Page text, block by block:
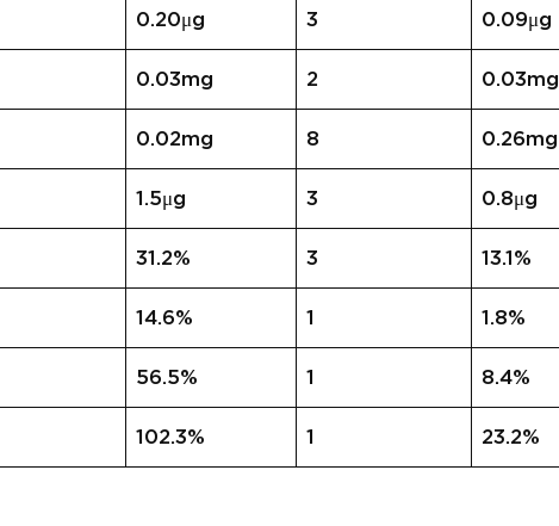
0.20μg 3 0.09μg
0.03mg 2 0.03mg
0.02mg 8 0.26mg
1.5μg 3 0.8μg
31.2% 3 13.1%
14.6% 1 1.8%
56.5% 1 8.4%
102.3% 1 23.2%